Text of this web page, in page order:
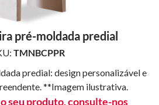
pré-moldada predial
TMNBCPPR
predial: design personalizável e
**Imagem ilustrativa.
seu produto, consulte-nos